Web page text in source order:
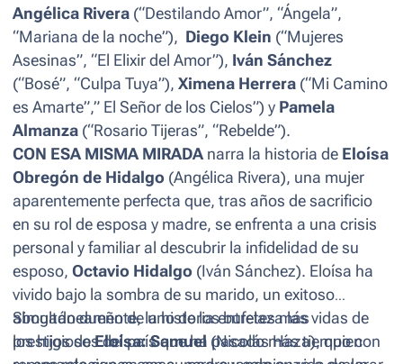
Angélica Rivera (“Destilando Amor”, “Ángela”,
“Mariana de la noche”), Diego Klein (“Mujeres
Asesinas”, “El Elixir del Amor”), Iván Sánchez
(“Bosé”, “Culpa Tuya”), Ximena Herrera (“Mi Camino
es Amarte”,” El Señor de los Cielos”) y Pamela
Almanza (“Rosario Tijeras”, “Rebelde”).
CON ESA MISMA MIRADA narra la historia de Eloísa
Obregón de Hidalgo (Angélica Rivera), una mujer
aparentemente perfecta que, tras años de sacrificio
en su rol de esposa y madre, se enfrenta a una crisis
personal y familiar al descubrir la infidelidad de su
esposo, Octavio Hidalgo (Iván Sánchez). Eloísa ha
vivido bajo la sombra de su marido, un exitoso
abogado dueño de uno de los bufetes más
prestigiosos del país que ha pasado más tiempo con
Simultáneamente, la historia entrelaza las vidas de
los hijos deEloísa: Samuel (Nicolás Haza), quien